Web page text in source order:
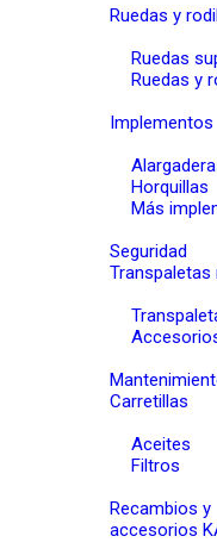
Ruedas y
Ruedas
Ruedas y
Implementos
Horquillas
Más
Seguridad
Transpaletas
Carretillas
Aceites
Filtros
Recambios y
accesorios